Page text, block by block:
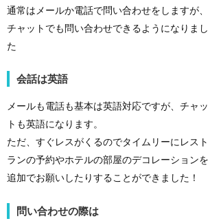
通常はメールか電話で問い合わせをしますが、
チャットでも問い合わせできるようになりまし
た
会話は英語
メールも電話も基本は英語対応ですが、チャッ
トも英語になります。
ただ、すぐレスがくるのでタイムリーにレスト
ランの予約やホテルの部屋のデコレーションを
追加でお願いしたりすることができました！
問い合わせの際は